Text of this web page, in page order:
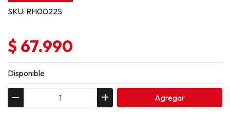
SKU: RH00225
$ 67.990
Disponible
Agregar